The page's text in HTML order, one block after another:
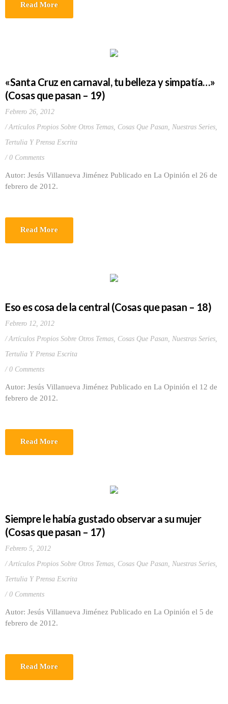
Read More
«Santa Cruz en carnaval, tu belleza y simpatía…»
(Cosas que pasan – 19)
Febrero 26, 2012
Artículos Propios Sobre Otros Temas, Cosas Que Pasan, Nuestras Series,
Tertulia Y Prensa Escrita
0 Comments
Autor: Jesús Villanueva Jiménez Publicado en La Opinión el 26 de
febrero de 2012.
Read More
Eso es cosa de la central (Cosas que pasan – 18)
Febrero 12, 2012
Artículos Propios Sobre Otros Temas, Cosas Que Pasan, Nuestras Series,
Tertulia Y Prensa Escrita
0 Comments
Autor: Jesús Villanueva Jiménez Publicado en La Opinión el 12 de
febrero de 2012.
Read More
Siempre le había gustado observar a su mujer
(Cosas que pasan – 17)
Febrero 5, 2012
Artículos Propios Sobre Otros Temas, Cosas Que Pasan, Nuestras Series,
Tertulia Y Prensa Escrita
0 Comments
Autor: Jesús Villanueva Jiménez Publicado en La Opinión el 5 de
febrero de 2012.
Read More